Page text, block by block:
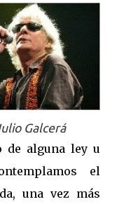
Galcerá
de alguna ley u
el
una vez más